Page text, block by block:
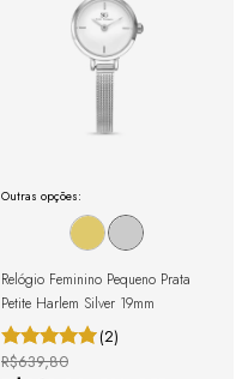
Outras opções:
Relógio Feminino Pequeno Prata
Petite Harlem Silver 19mm
(2)
R$639,80